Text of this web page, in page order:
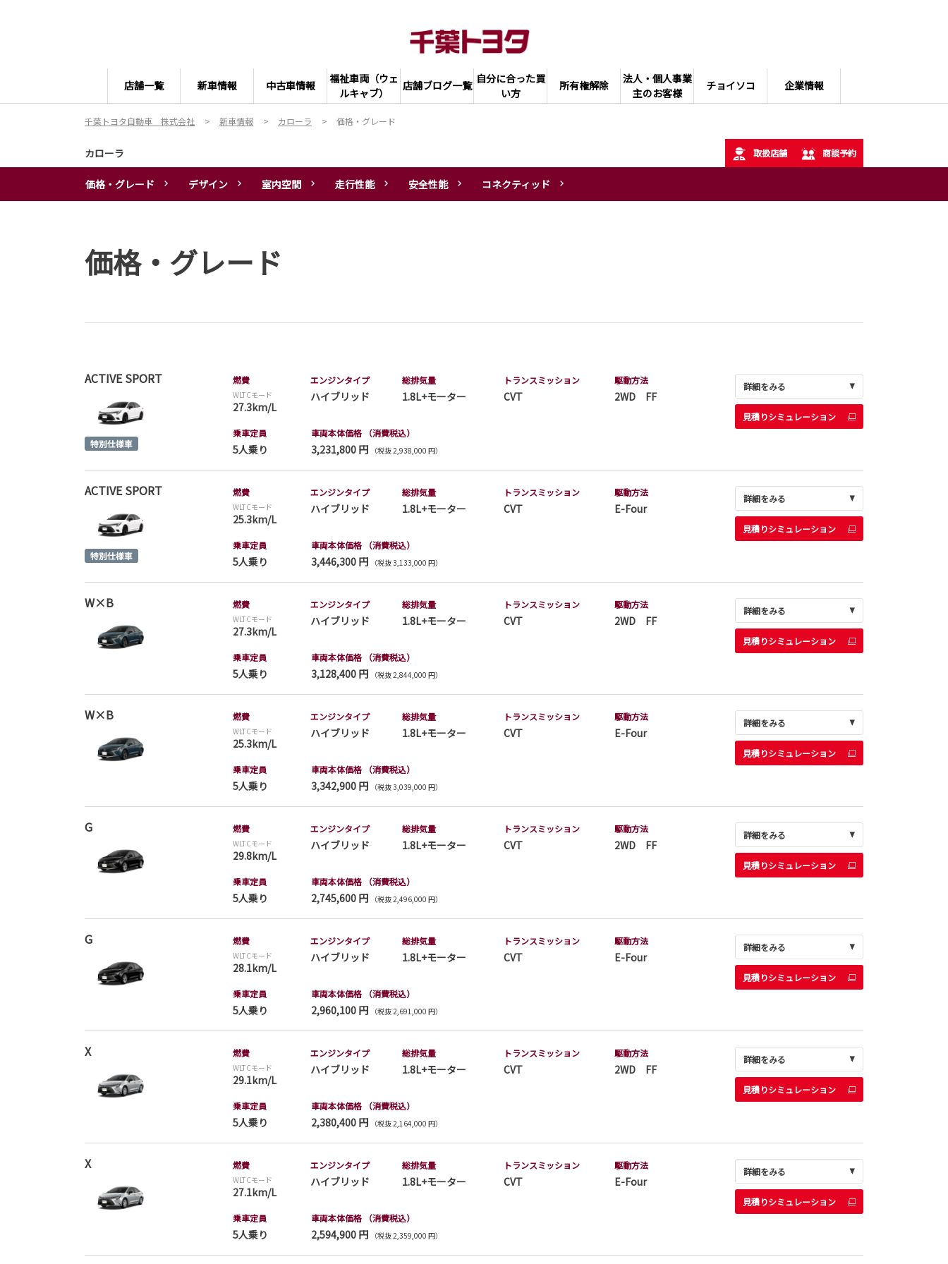
店舗一覧 新車情報 中古車情報
福祉車両（ウェ
ルキャブ）
店舗ブログ一覧 自分に合った買
い方
所有権解除
法人・個人事業
主のお客様
チョイソコ 企業情報
千葉トヨタ自動車 株式会社 新車情報 カローラ 価格・グレード
カローラ 取扱店舗 商談予約
価格・グレード デザイン 室内空間 走行性能 安全性能 コネクティッド
価格・グレード
ACTIVE SPORT 燃費
WLTCモード
27.3km/L
エンジンタイプ
ハイブリッド
総排気量
1.8L+モーター
トランスミッション
CVT
駆動方法
2WD FF
乗車定員
5人乗り
車両本体価格 （消費税込）
3,231,800 円 （税抜 2,938,000 円）
詳細をみる
見積りシミュレーション
ACTIVE SPORT 燃費
WLTCモード
25.3km/L
エンジンタイプ
ハイブリッド
総排気量
1.8L+モーター
トランスミッション
CVT
駆動方法
E-Four
乗車定員
5人乗り
車両本体価格 （消費税込）
3,446,300 円 （税抜 3,133,000 円）
詳細をみる
見積りシミュレーション
W×B 燃費
WLTCモード
27.3km/L
エンジンタイプ
ハイブリッド
総排気量
1.8L+モーター
トランスミッション
CVT
駆動方法
2WD FF
乗車定員
5人乗り
車両本体価格 （消費税込）
3,128,400 円 （税抜 2,844,000 円）
詳細をみる
見積りシミュレーション
W×B 燃費
WLTCモード
25.3km/L
エンジンタイプ
ハイブリッド
総排気量
1.8L+モーター
トランスミッション
CVT
駆動方法
E-Four
乗車定員
5人乗り
車両本体価格 （消費税込）
3,342,900 円 （税抜 3,039,000 円）
詳細をみる
見積りシミュレーション
G 燃費
WLTCモード
29.8km/L
エンジンタイプ
ハイブリッド
総排気量
1.8L+モーター
トランスミッション
CVT
駆動方法
2WD FF
乗車定員
5人乗り
車両本体価格 （消費税込）
2,745,600 円 （税抜 2,496,000 円）
詳細をみる
見積りシミュレーション
G 燃費
WLTCモード
28.1km/L
エンジンタイプ
ハイブリッド
総排気量
1.8L+モーター
トランスミッション
CVT
駆動方法
E-Four
乗車定員
5人乗り
車両本体価格 （消費税込）
2,960,100 円 （税抜 2,691,000 円）
詳細をみる
見積りシミュレーション
X 燃費
WLTCモード
29.1km/L
エンジンタイプ
ハイブリッド
総排気量
1.8L+モーター
トランスミッション
CVT
駆動方法
2WD FF
乗車定員
5人乗り
車両本体価格 （消費税込）
2,380,400 円 （税抜 2,164,000 円）
詳細をみる
見積りシミュレーション
X 燃費
WLTCモード
27.1km/L
エンジンタイプ
ハイブリッド
総排気量
1.8L+モーター
トランスミッション
CVT
駆動方法
E-Four
乗車定員
5人乗り
車両本体価格 （消費税込）
2,594,900 円 （税抜 2,359,000 円）
詳細をみる
見積りシミュレーション